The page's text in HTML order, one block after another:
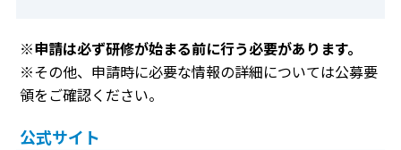
※申請は必ず研修が始まる前に行う必要があります。
※その他、申請時に必要な情報の詳細については公募要
領をご確認ください。
公式サイト